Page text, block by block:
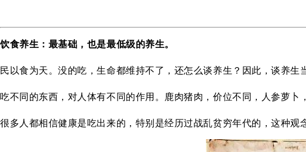
饮食养生：最基础，也是最低级的养生。
民以食为天。没的吃，生命都维持不了，还怎么谈养生？因此，谈养生
吃不同的东西，对人体有不同的作用。鹿肉猪肉，价位不同，人参萝卜
很多人都相信健康是吃出来的，特别是经历过战乱贫穷年代的，这种